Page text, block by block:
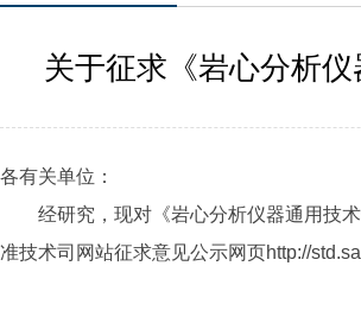
关于征求《岩心分析
各有关单位：
经研究，现对《岩心分析仪器通用技
准技术司网站征求意见公示网页http://